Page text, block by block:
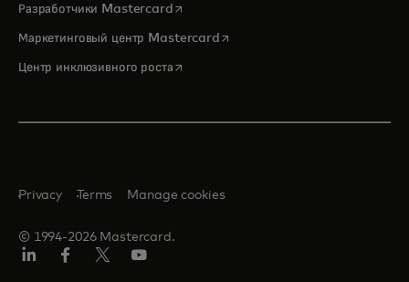
Разработчики Mastercardopens in a new tab
Маркетинговый центр Mastercardopens in a new tab
Центр инклюзивного ростаopens in a new tab
© 1994-2026 Mastercard.
Privacy Terms Manage cookies